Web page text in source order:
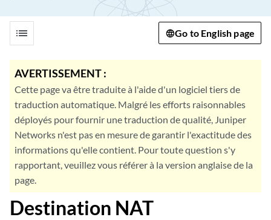
list Go to English page
AVERTISSEMENT :
Cette page va être traduite à l'aide d'un logiciel tiers de
traduction automatique. Malgré les efforts raisonnables
déployés pour fournir une traduction de qualité, Juniper
Networks n'est pas en mesure de garantir l'exactitude des
informations qu'elle contient. Pour toute question s'y
rapportant, veuillez vous référer à la version anglaise de la
page.
Destination NAT